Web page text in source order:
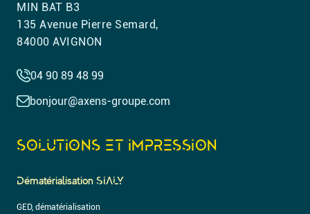
MIN BAT B3
135 Avenue Pierre Semard,
84000 AVIGNON
04 90 89 48 99
bonjour@axens-groupe.com
SOLUTIONS ET IMPRESSION
Dématérialisation SIALY
GED, dématérialisation